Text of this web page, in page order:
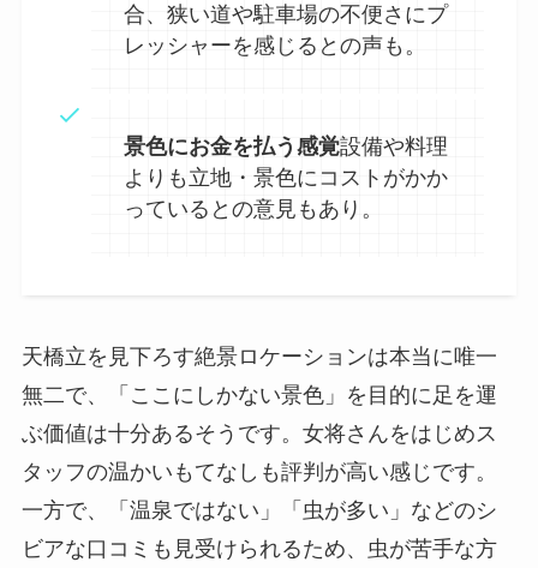
合、狭い道や駐車場の不便さにプ
レッシャーを感じるとの声も。
景色にお金を払う感覚設備や料理
よりも立地・景色にコストがかか
っているとの意見もあり。
天橋立を見下ろす絶景ロケーションは本当に唯一
無二で、「ここにしかない景色」を目的に足を運
ぶ価値は十分あるそうです。女将さんをはじめス
タッフの温かいもてなしも評判が高い感じです。
一方で、「温泉ではない」「虫が多い」などのシ
ビアな口コミも見受けられるため、虫が苦手な方